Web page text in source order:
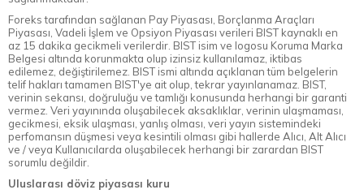
Foreks tarafından sağlanan Pay Piyasası, Borçlanma Araçları
Piyasası, Vadeli İşlem ve Opsiyon Piyasası verileri BIST kaynaklı en
az 15 dakika gecikmeli verilerdir. BIST isim ve logosu Koruma Marka
Belgesi altında korunmakta olup izinsiz kullanılamaz, iktibas
edilemez, değiştirilemez. BIST ismi altında açıklanan tüm belgelerin
telif hakları tamamen BIST'ye ait olup, tekrar yayınlanamaz. BIST,
verinin sekansı, doğruluğu ve tamlığı konusunda herhangi bir garanti
vermez. Veri yayınında oluşabilecek aksaklıklar, verinin ulaşmaması,
gecikmesi, eksik ulaşması, yanlış olması, veri yayın sistemindeki
perfomansın düşmesi veya kesintili olması gibi hallerde Alıcı, Alt Alıcı
ve / veya Kullanıcılarda oluşabilecek herhangi bir zarardan BIST
sorumlu değildir.
Uluslarası döviz piyasası kuru